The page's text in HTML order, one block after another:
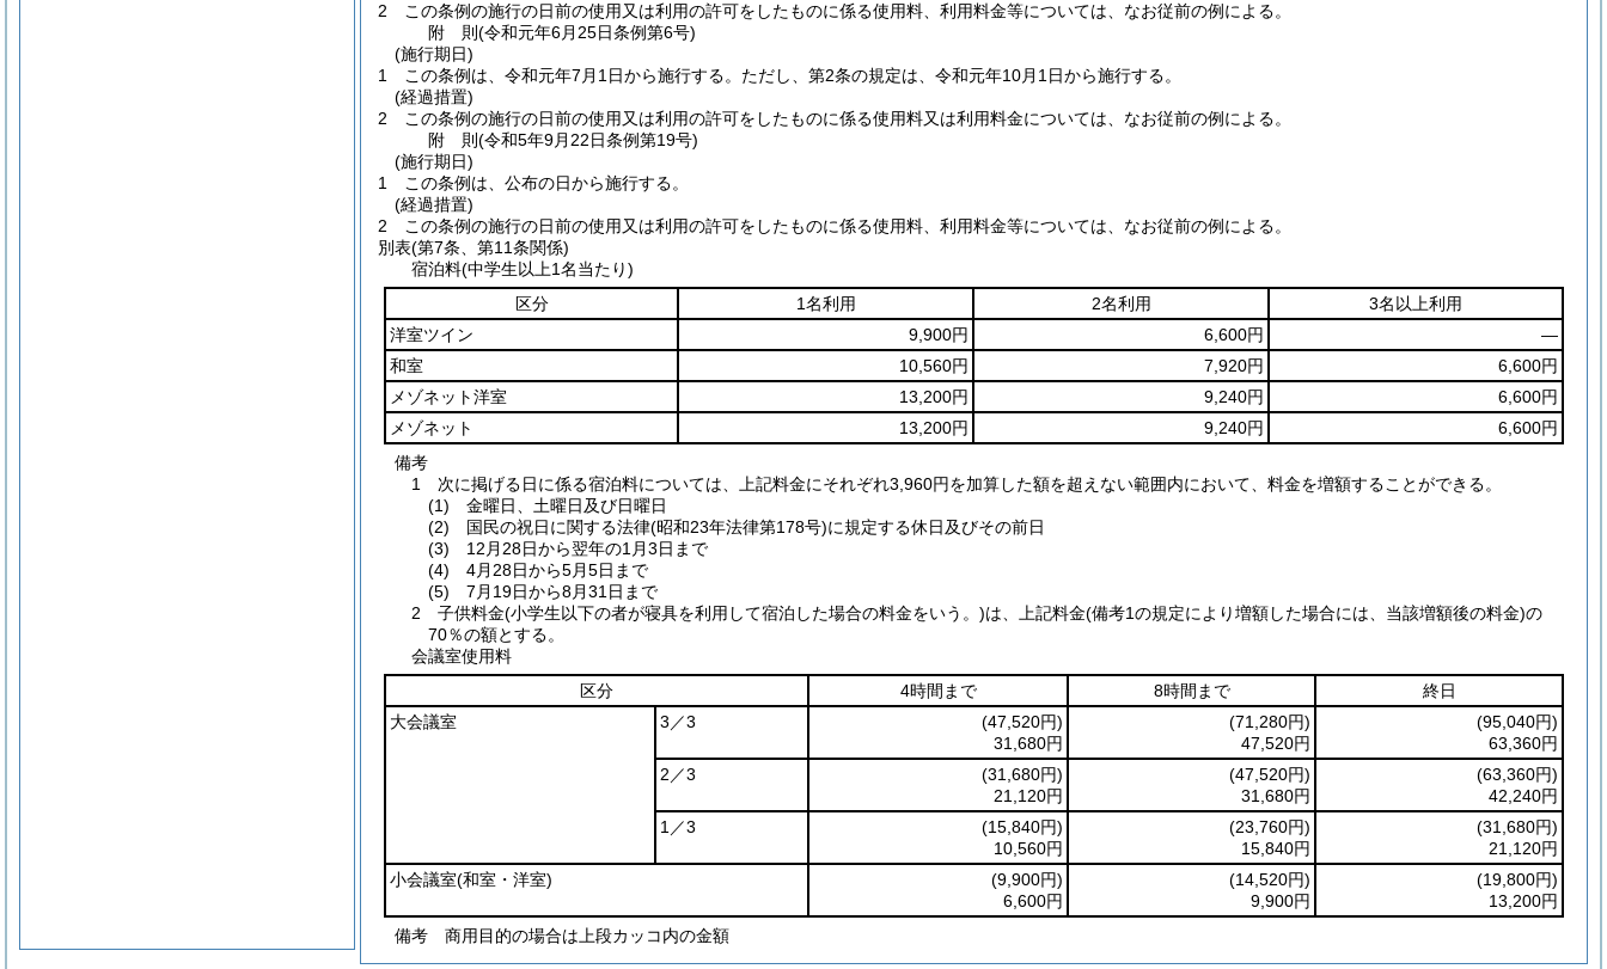
2
この条例の施行の日前の使用又は利用の許可をしたものに係る使用料、利用料金等については、なお従前の例による。
附 則(令和元年6月25日条例第6号)
(施行期日)
1
この条例は、令和元年7月1日から施行する。 ただし、第2条の規定は、令和元年10月1日から施行する。
(経過措置)
2
この条例の施行の日前の使用又は利用の許可をしたものに係る使用料又は利用料金については、なお従前の例による。
附 則(令和5年9月22日条例第19号)
(施行期日)
1
この条例は、公布の日から施行する。
(経過措置)
2
この条例の施行の日前の使用又は利用の許可をしたものに係る使用料、利用料金等については、なお従前の例による。
別表(第7条、第11条関係)
宿泊料(中学生以上1名当たり)
区分
1名利用 2名利用
3名以上利用
洋室ツイン
9,900円 6,600円
―
和室
10,560円 7,920円
6,600円
メゾネット洋室
13,200円 9,240円
6,600円
メゾネット
13,200円 9,240円
6,600円
備考
1 次に掲げる日に係る宿泊料については、上記料金にそれぞれ3,960円を加算した額を超えない範囲内において、料金を増額することができる。
(1) 金曜日、土曜日及び日曜日
(2) 国民の祝日に関する法律(昭和23年法律第178号)に規定する休日及びその前日
(3) 12月28日から翌年の1月3日まで
(4) 4月28日から5月5日まで
(5) 7月19日から8月31日まで
2 子供料金(小学生以下の者が寝具を利用して宿泊した場合の料金をいう。)は、上記料金(備考1の規定により増額した場合には、当該増額後の料金)の
70％の額とする。
会議室使用料
区分
4時間まで 8時間まで
終日
大会議室
3／3
(47,520円)
31,680円
(71,280円)
47,520円
(95,040円)
63,360円
2／3
(31,680円)
21,120円
(47,520円)
31,680円
(63,360円)
42,240円
1／3
(15,840円)
10,560円
(23,760円)
15,840円
(31,680円)
21,120円
小会議室(和室・洋室)
(9,900円)
6,600円
(14,520円)
9,900円
(19,800円)
13,200円
備考 商用目的の場合は上段カッコ内の金額